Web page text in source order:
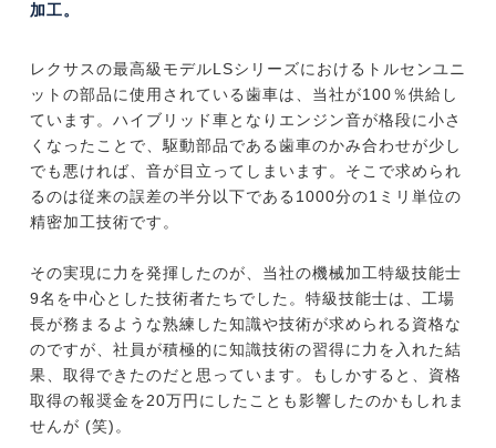
加工。
レクサスの最高級モデルLSシリーズにおけるトルセンユニ
ットの部品に使用されている歯車は、当社が100％供給し
ています。ハイブリッド車となりエンジン音が格段に小さ
くなったことで、駆動部品である歯車のかみ合わせが少し
でも悪ければ、音が目立ってしまいます。そこで求められ
るのは従来の誤差の半分以下である1000分の1ミリ単位の
精密加工技術です。
その実現に力を発揮したのが、当社の機械加工特級技能士
9名を中心とした技術者たちでした。特級技能士は、工場
長が務まるような熟練した知識や技術が求められる資格な
のですが、社員が積極的に知識技術の習得に力を入れた結
果、取得できたのだと思っています。もしかすると、資格
取得の報奨金を20万円にしたことも影響したのかもしれま
せんが (笑)。